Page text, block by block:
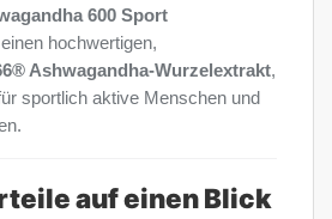
600 Sport
hochwertigen,
Ashwagandha-Wurzelextrakt,
sportlich aktive Menschen und
auf einen Blick